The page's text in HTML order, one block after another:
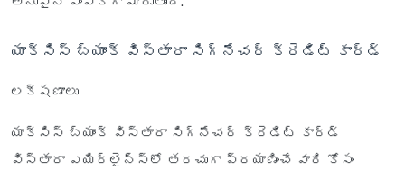
యాక్సిస్ బ్యాంక్ విస్తారా సిగ్నేచర్ క్రెడిట్ కార్డ్
లక్షణాలు
యాక్సిస్ బ్యాంక్ విస్తారా సిగ్నేచర్ క్రెడిట్ కార్డ్
విస్తారా ఎయిర్‌లైన్స్‌లో తరచుగా ప్రయాణించే వారి కోసం